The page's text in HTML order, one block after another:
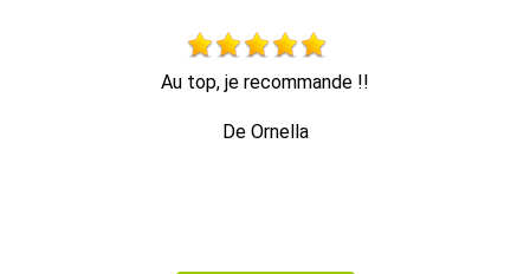
Travail d’élagage impeccable équipe très sympathique À